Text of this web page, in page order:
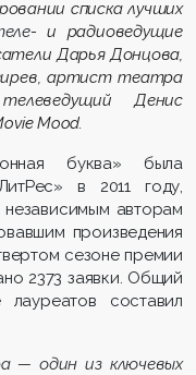
списка лучших
- и радиоведущие
Дарья Донцова,
в, артист театра
телеведущийДенис
Mood.
буква» была
в 2011 году,
независимым авторам
произведения
сезоне премии
2373 заявки. Общий
составил
—один из ключевых